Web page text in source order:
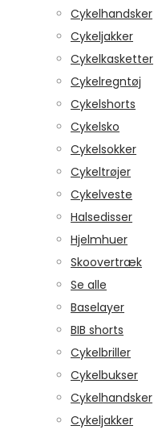
Cykelhandsker
Cykeljakker
Cykelkasketter
Cykelregntøj
Cykelshorts
Cykelsko
Cykelsokker
Cykeltrøjer
Cykelveste
Halsedisser
Hjelmhuer
Skoovertræk
Se alle
Baselayer
BIB shorts
Cykelbriller
Cykelbukser
Cykelhandsker
Cykeljakker